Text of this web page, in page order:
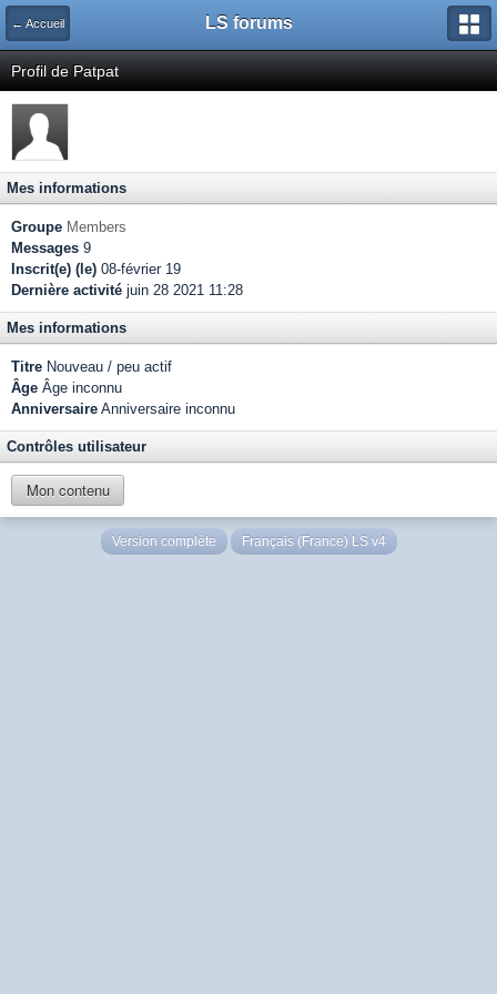
← Accueil LS forums
Profil de Patpat
Mes informations
Groupe Members
Messages 9
Inscrit(e) (le) 08-février 19
Dernière activité juin 28 2021 11:28
Mes informations
Titre Nouveau / peu actif
Âge Âge inconnu
Anniversaire Anniversaire inconnu
Contrôles utilisateur
Mon contenu
Version complète Français (France) LS v4